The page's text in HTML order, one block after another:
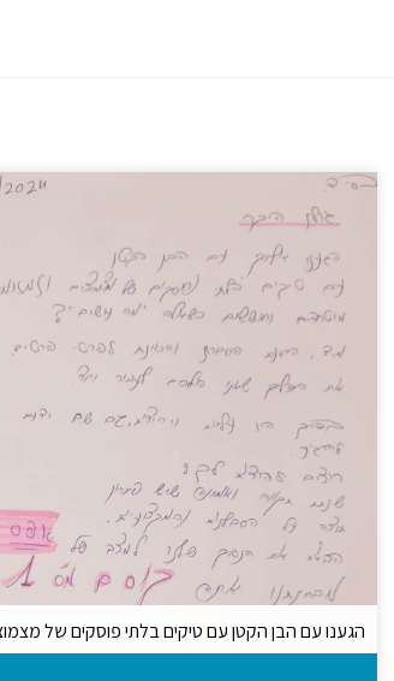
הגענו עם הבן הקטן עם טיקים בלתי פוסקים של
וזמזומים